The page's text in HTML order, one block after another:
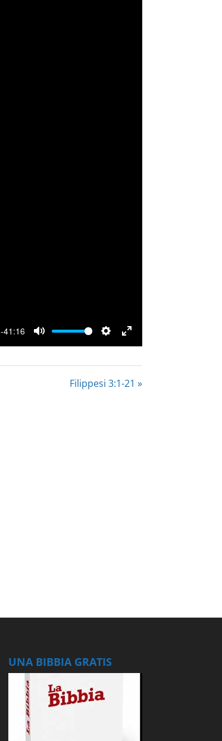
-41:16
Mute Settings
Enter
Filippesi 3:1-21 »
UNA BIBBIA GRATIS